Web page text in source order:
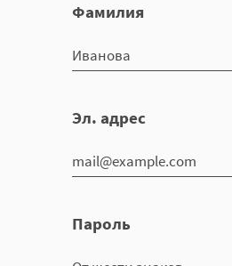
Фамилия
Эл. адрес
Пароль